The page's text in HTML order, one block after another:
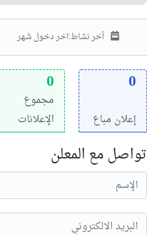
آخر نشاط:اخر دخول شهر
0
إعلان مباع
0
مجموع
الإعلانات
تواصل مع المعلن